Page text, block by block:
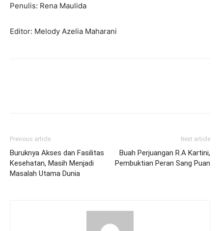
Penulis: Rena Maulida
Editor: Melody Azelia Maharani
Previous article
Buruknya Akses dan Fasilitas
Kesehatan, Masih Menjadi
Masalah Utama Dunia
Next article
Buah Perjuangan R.A Kartini,
Pembuktian Peran Sang Puan